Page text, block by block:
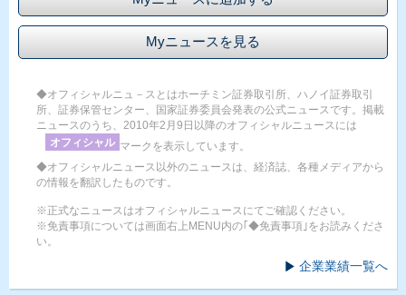
Myニュースを見る
◆オフィシャルニュ－スとはホーチミン証券取引所、ハノイ証券取引
所、証券保管センター、国家証券委員会発表の公式ニュースです。掲載
ニュースのうち、2010年2月9日以降のオフィシャルニュースには
オフィシャル マークを表示しています。
◆オフィシャルニュース以外のニュースは、経済誌、各種メディアから
の情報を翻訳したものです。
※正式なニュースはオフィシャルニュースにてご確認ください。
※免責事項については画面右上MENU内の｢◆免責事項｣をお読みくださ
い。
企業業績一覧へ